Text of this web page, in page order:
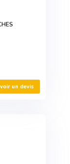
un devis